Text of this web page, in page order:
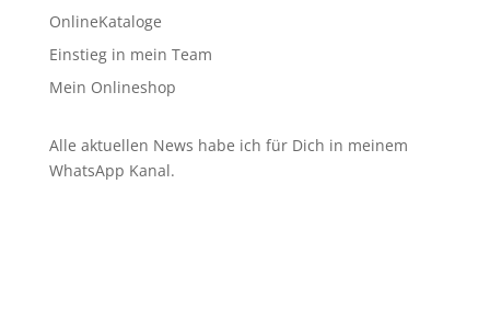
OnlineKataloge
Einstieg in mein Team
Mein Onlineshop
Alle aktuellen News habe ich für Dich in meinem
WhatsApp Kanal.